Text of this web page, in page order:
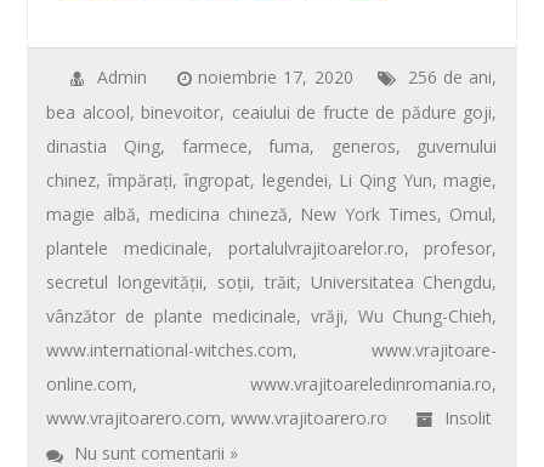
e
b
o
o
k
tt
er
ail er
e
st
at
s
A
p
p
ta
je
az
ă
Admin noiembrie 17, 2020 256 de ani,
bea alcool, binevoitor, ceaiului de fructe de pădure goji,
dinastia Qing, farmece,fuma, generos, guvernului
chinez,împărați,îngropat, legendei, Li Qing Yun, magie,
magie albă, medicina chineză, New York Times, Omul,
plantele medicinale, portalulvrajitoarelor.ro, profesor,
secretul longevităţii, soții, trăit, Universitatea Chengdu,
vânzător de plante medicinale, vrăji, Wu Chung-Chieh,
www.international-witches.com,www.vrajitoare-
online.com,www.vrajitoareledinromania.ro,
www.vrajitoarero.com,www.vrajitoarero.ro
Insolit
Nu sunt comentarii »